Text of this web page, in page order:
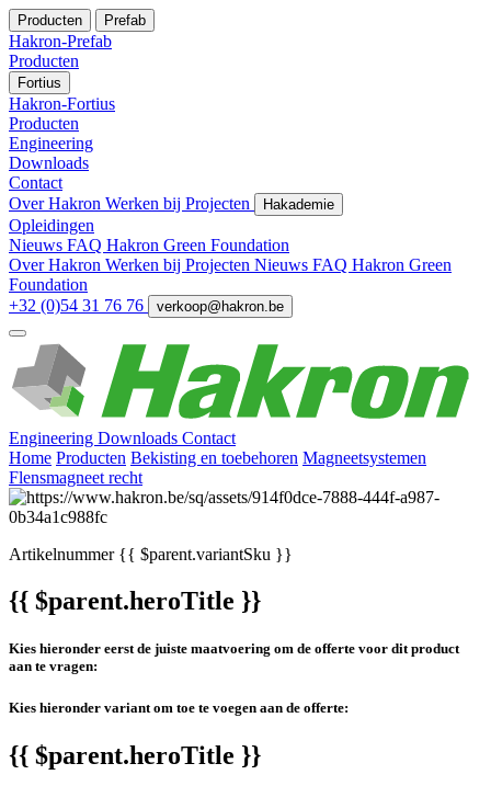
Producten Prefab
Hakron-Prefab
Producten
Fortius
Hakron-Fortius
Producten
Engineering
Downloads
Contact
Over Hakron Werken bij Projecten Hakademie
Opleidingen
Nieuws FAQ Hakron Green Foundation
Over Hakron Werken bij Projecten Nieuws FAQ Hakron Green
Foundation
+32 (0)54 31 76 76
verkoop@hakron.be
Engineering Downloads Contact
Home Producten Bekisting en toebehoren Magneetsystemen
Flensmagneet recht
Artikelnummer{{ $parent.variantSku }}
{{ $parent.heroTitle }}
Kies hieronder eerst de juiste maatvoering om de offerte voor dit product
aan te vragen:
Kies hieronder variant om toe te voegen aan de offerte:
{{ $parent.heroTitle }}